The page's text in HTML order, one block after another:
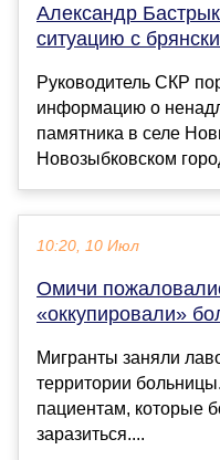
Александр
ситуацию с
Руководитель СКР
информацию о
памятника в селе
Новозыбковском
10:20, 10 Июл
Омичи
«оккупировали»
Мигранты заняли
территории
пациентам, которые
заразиться....